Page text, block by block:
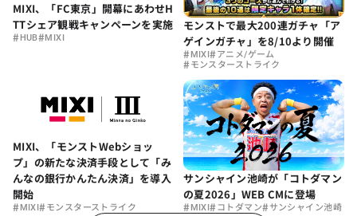
MIXI、「FC東京」開幕にあわせH
TTシェア観戦キャンペーンを実施
# HUB#MIXI
モンストで最大200連ガチャ「ア
ゲインガチャ」を8/10より開催
# MIXI#アニメ/ゲーム
#モンスターストライク
MIXI、「モンストWebショッ
プ」の新たな決済手段として「み
んなの銀行かんたん決済」を導入
開始
# MIXI#モンスターストライク
サンシャイン池崎が「コトダマン
の夏2026」WEB CMに登場
#MIXI# コトダマン#サンシャイン池崎